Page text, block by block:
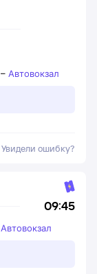
– Автовокзал
Увидели ошибку?
09:45
Автовокзал